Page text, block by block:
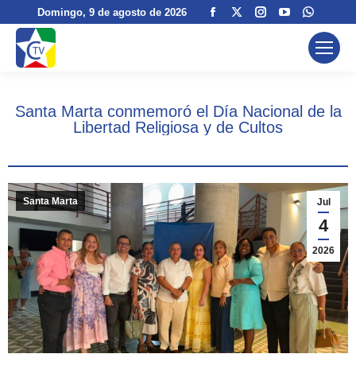
Domingo, 9 de agosto de 2026
Facebook
windowwindow
Instagram
window
YouTube
page
opens
window
page
opens
Santa Marta conmemoró el Día Nacional de la
Libertad Religiosa y de Cultos
Jul
4
2026
Santa Marta